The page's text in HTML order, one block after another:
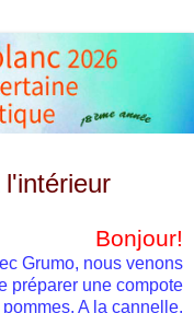
Bonjour!
Grumo, nous venons
préparer une compote
A la cannelle.